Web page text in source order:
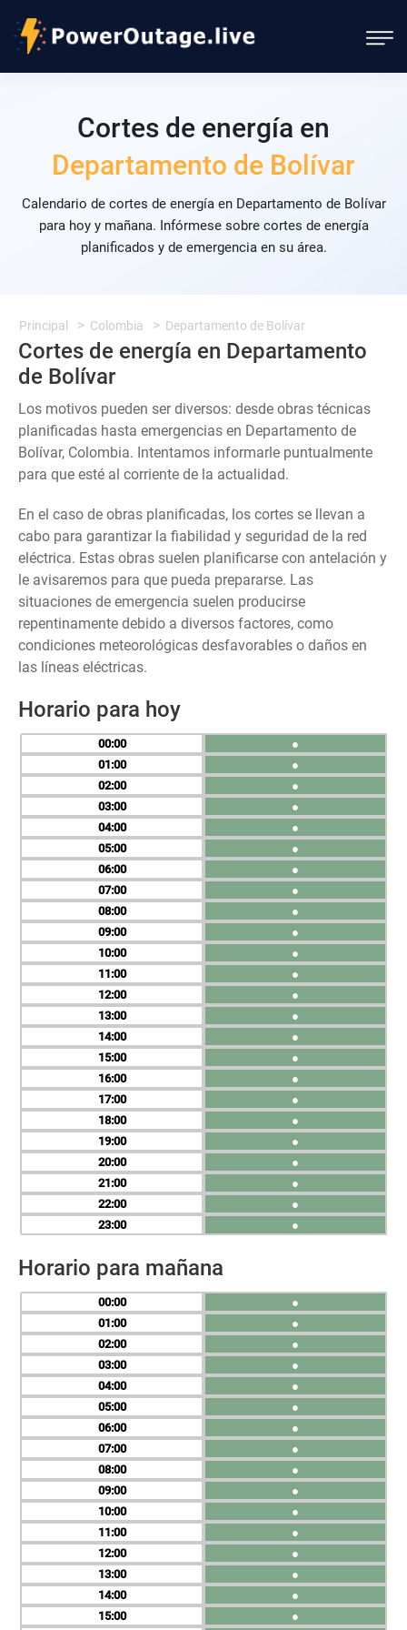
Cortes de energía en
Departamento de Bolívar
Calendario de cortes de energía en Departamento de Bolívar
para hoy y mañana. Infórmese sobre cortes de energía
planificados y de emergencia en su área.
Principal Colombia Departamento de Bolívar
Cortes de energía en Departamento
de Bolívar
Los motivos pueden ser diversos: desde obras técnicas
planificadas hasta emergencias en Departamento de
Bolívar, Colombia. Intentamos informarle puntualmente
para que esté al corriente de la actualidad.
En el caso de obras planificadas, los cortes se llevan a
cabo para garantizar la fiabilidad y seguridad de la red
eléctrica. Estas obras suelen planificarse con antelación y
le avisaremos para que pueda prepararse. Las
situaciones de emergencia suelen producirse
repentinamente debido a diversos factores, como
condiciones meteorológicas desfavorables o daños en
las líneas eléctricas.
Horario para hoy
00
01
02
03
04
05
06
07
08
09
10
11
12
13
14
15
16
17
18
19
20
21
22
23
●
●
●
●
●
●
●
●
●
●
●
●
●
●
●
●
●
●
●
●
●
●
●
●
Horario para mañana
00
01
02
03
04
05
06
07
08
09
10
11
12
13
14
15
●
●
●
●
●
●
●
●
●
●
●
●
●
●
●
●